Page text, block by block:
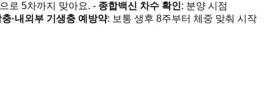
로 5차까지 맞아요. - 종합백신 차수 확인: 분양 시점
·내외부 기생충 예방약: 보통 생후 8주부터 체중 맞춰 시작